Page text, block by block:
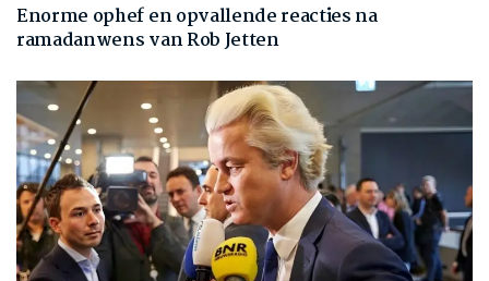
Enorme ophef en opvallende reacties na
ramadanwens van Rob Jetten